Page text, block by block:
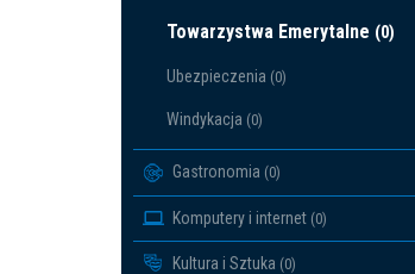
Towarzystwa Emerytalne (0)
Ubezpieczenia (0)
Windykacja (0)
Gastronomia (0)
Komputery i internet (0)
Kultura i Sztuka (0)